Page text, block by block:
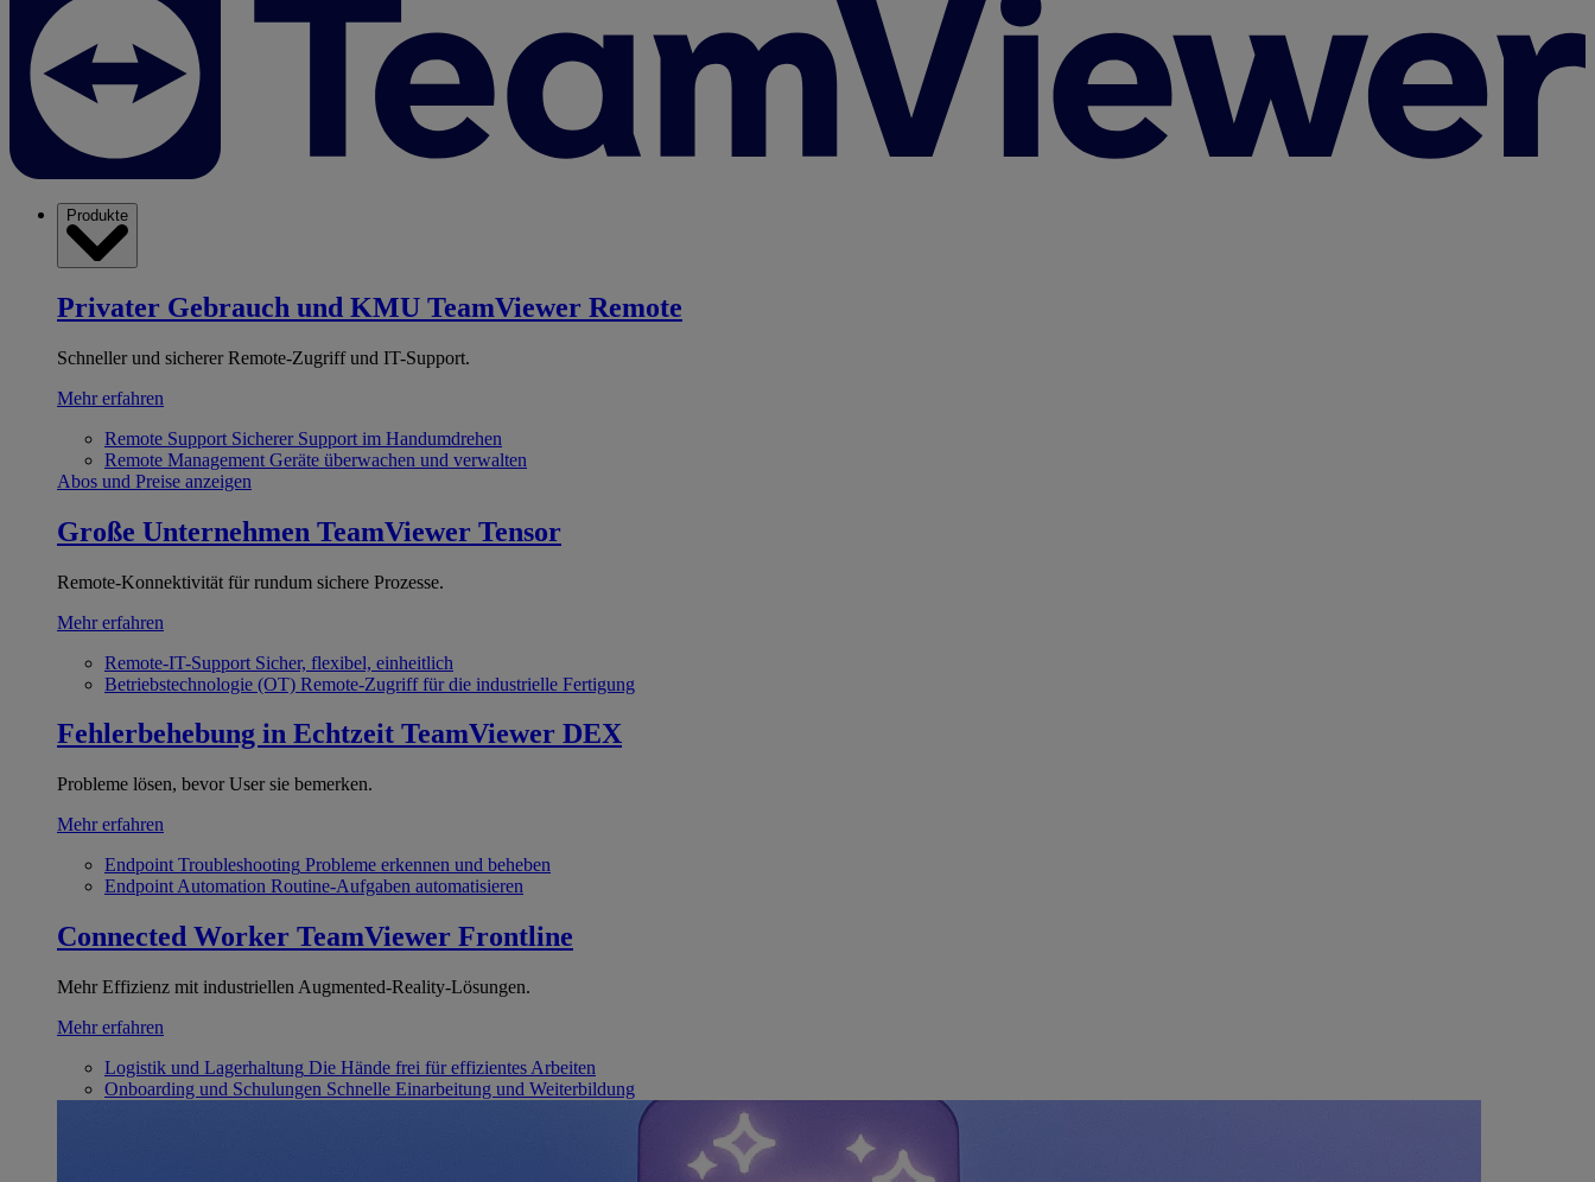
Produkte
Privater Gebrauch und KMU TeamViewer Remote
Schneller und sicherer Remote-Zugriff und IT-Support.
Mehr erfahren
Remote Support Sicherer Support im Handumdrehen
Remote Management Geräte überwachen und verwalten
Abos und Preise anzeigen
Große Unternehmen TeamViewer Tensor
Remote-Konnektivität für rundum sichere Prozesse.
Mehr erfahren
Remote-IT-Support Sicher, flexibel, einheitlich
Betriebstechnologie (OT) Remote-Zugriff für die industrielle Fertigung
Fehlerbehebung in Echtzeit TeamViewer DEX
Probleme lösen, bevor User sie bemerken.
Mehr erfahren
Endpoint Troubleshooting Probleme erkennen und beheben
Endpoint Automation Routine-Aufgaben automatisieren
Connected Worker TeamViewer Frontline
Mehr Effizienz mit industriellen Augmented-Reality-Lösungen.
Mehr erfahren
Logistik und Lagerhaltung Die Hände frei für effizientes Arbeiten
Onboarding und Schulungen Schnelle Einarbeitung und Weiterbildung